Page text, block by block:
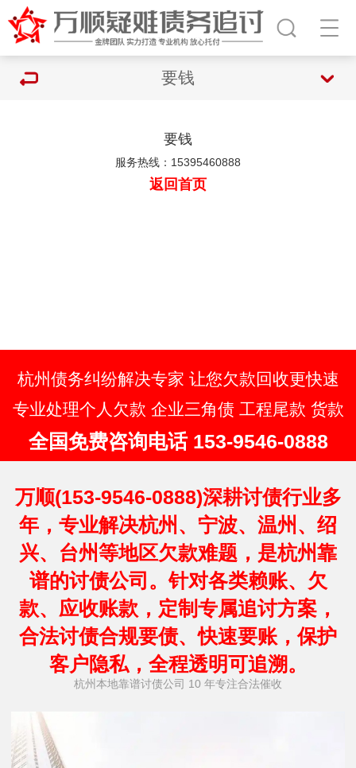
要钱
要钱
服务热线：15395460888
返回首页
杭州债务纠纷解决专家 让您欠款回收更快速
专业处理个人欠款 企业三角债 工程尾款 货款
全国免费咨询电话 153-9546-0888
万顺(153-9546-0888)深耕讨债行业多
年，专业解决杭州、宁波、温州、绍
兴、台州等地区欠款难题，是杭州靠
谱的讨债公司。针对各类赖账、欠
款、应收账款，定制专属追讨方案，
合法讨债合规要债、快速要账，保护
客户隐私，全程透明可追溯。
杭州本地靠谱讨债公司 10 年专注合法催收